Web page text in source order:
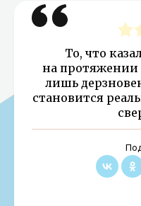
То, что
на протяжении
лишь
становится